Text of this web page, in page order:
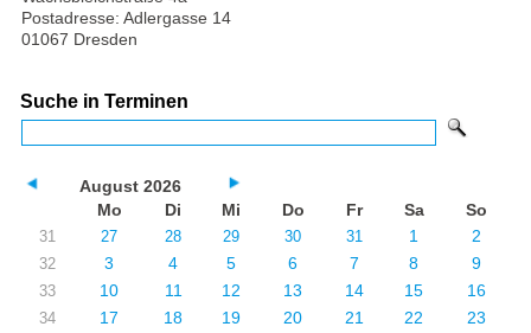
Postadresse: Adlergasse 14
01067 Dresden
Suche in Terminen
August 2026
Mo
Di Mi Do Fr Sa So
31 27 28 29 30 31 1 2
32 3 4 5 6 7 8 9
33 10 11 12 13 14 15 16
34 17 18 19 20 21 22 23